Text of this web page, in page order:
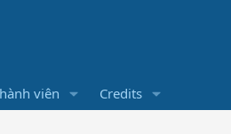
viên Credits